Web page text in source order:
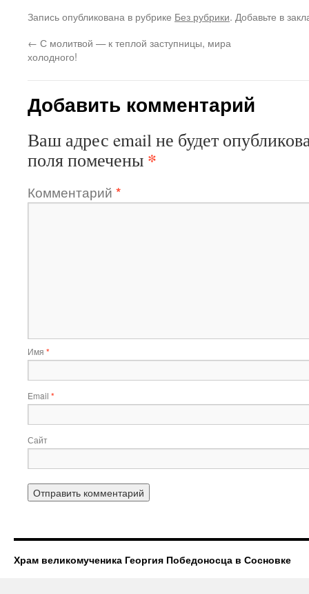
Запись опубликована в рубрике Без рубрики. Добавьте в
← С молитвой — к теплой заступницы, мира
холодного!
Добавить комментарий
Ваш адрес email не будет
поля помечены *
Комментарий *
Имя *
Email *
Сайт
Храм великомученика Георгия Победоносца в Сосновке